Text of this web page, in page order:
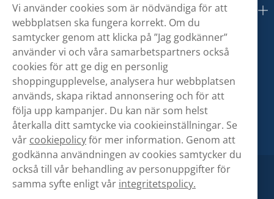
Om oss
Vi använder cookies som är nödvändiga för att
webbplatsen ska fungera korrekt. Om du
samtycker genom att klicka på ”Jag godkänner”
använder vi och våra samarbetspartners också
cookies för att ge dig en personlig
shoppingupplevelse, analysera hur webbplatsen
används, skapa riktad annonsering och för att
följa upp kampanjer. Du kan när som helst
återkalla ditt samtycke via cookieinställningar. Se
vår cookiepolicyför mer information. Genom att
godkänna användningen av cookies samtycker du
också till vår behandling av personuppgifter för
samma syfte enligt vår integritetspolicy.